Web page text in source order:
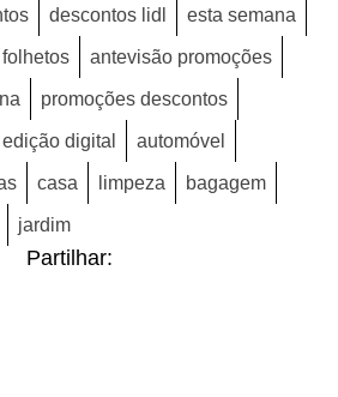
descontos lidl esta semana
antevisão promoções
promoções descontos
edição digital automóvel
casa limpeza bagagem
jardim
Partilhar: